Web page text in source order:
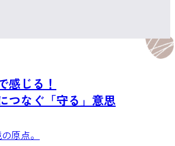
感じる！
つなぐ「守る」意思
原点。